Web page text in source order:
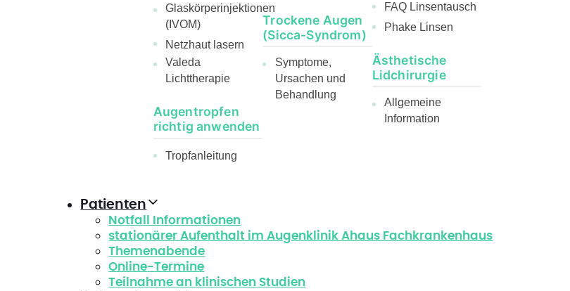
Glaskörperinjektionen
(IVOM)
Netzhaut lasern
Valeda
Lichttherapie
Augentropfen
richtig anwenden
Tropfanleitung
Trockene Augen
(Sicca-Syndrom)
Symptome,
Ursachen und
Behandlung
FAQ Linsentausch
Phake Linsen
Ästhetische
Lidchirurgie
Allgemeine
Information
Patienten
Notfall Informationen
stationärer Aufenthalt im Augenklinik Ahaus Fachkrankenhaus
Themenabende
Online-Termine
Teilnahme an klinischen Studien